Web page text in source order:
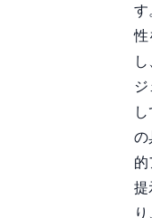
す
性
の
提